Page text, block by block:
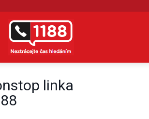
linka